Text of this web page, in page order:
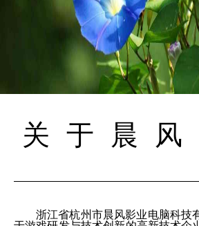
关于晨风
浙江省杭州市晨风影业电脑科技